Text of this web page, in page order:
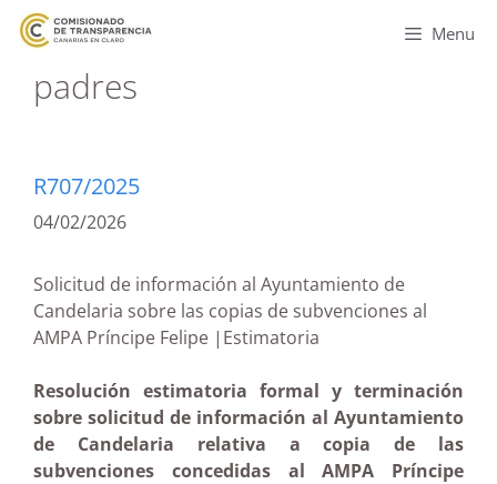
Menu
padres
R707/2025
04/02/2026
Solicitud de información al Ayuntamiento de
Candelaria sobre las copias de subvenciones al
AMPA Príncipe Felipe |Estimatoria
Resolución estimatoria formal y terminación
sobre solicitud de información al Ayuntamiento
de Candelaria relativa a copia de las
subvenciones concedidas al AMPA Príncipe